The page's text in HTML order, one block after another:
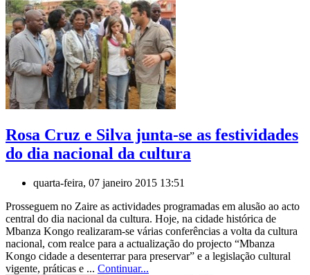
Rosa Cruz e Silva junta-se as festividades
do dia nacional da cultura
quarta-feira, 07 janeiro 2015 13:51
Prosseguem no Zaire as actividades programadas em alusão ao acto
central do dia nacional da cultura. Hoje, na cidade histórica de
Mbanza Kongo realizaram-se várias conferências a volta da cultura
nacional, com realce para a actualização do projecto “Mbanza
Kongo cidade a desenterrar para preservar” e a legislação cultural
vigente, práticas e ... Continuar...